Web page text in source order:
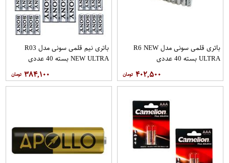
باتری قلمی سونی مدل R6 NEW
ULTRA بسته 40 عددی
۴۰۲,۵۰۰
باتری نیم قلمی سونی مدل R03
NEW ULTRA بسته 40 عددی
۳۸۴,۱۰۰